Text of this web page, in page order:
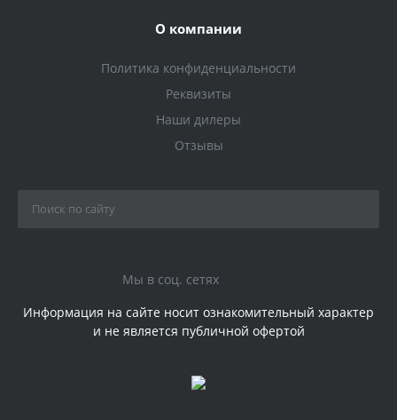
О компании
Политика конфиденциальности
Реквизиты
Наши дилеры
Отзывы
Мы в соц. сетях
Информация на сайте носит ознакомительный характер
и не является публичной офертой